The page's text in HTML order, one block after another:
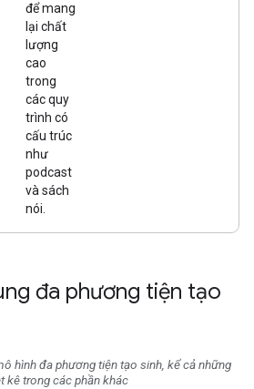
để mang
lại chất
lượng
cao
trong
các quy
trình có
cấu trúc
như
podcast
và sách
nói.
đa phương tiện tạo
hình đa phương tiện tạo sinh, kể cả những
kê trong các phần khác